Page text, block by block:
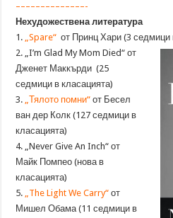
––––––––––––––-
Нехудожествена литература
1. „Spare“ от Принц Хари (3 седмици
2. „I’m Glad My Mom Died“ от
Дженет Маккърди (25
седмици в класацията)
3. „Тялото помни“ от Бесел
ван дер Колк (127 седмици в
класацията)
4. „Never Give An Inch“ от
Майк Помпео (нова в
класацията)
5. „The Light We Carry“ от
Мишел Обама (11 седмици в